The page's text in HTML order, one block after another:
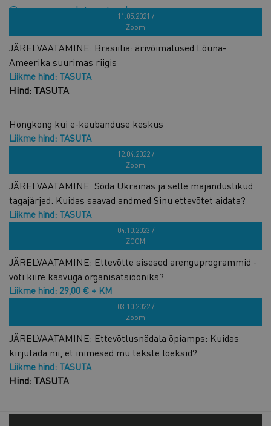
Sarnased tooted11.05.2021 /
Zoom
JÄRELVAATAMINE: Brasiilia: ärivõimalused Lõuna-
Ameerika suurimas riigis
Liikme hind: TASUTA
Hind: TASUTA
Hongkong kui e-kaubanduse keskus
Liikme hind: TASUTA
12.04.2022 /
Zoom
JÄRELVAATAMINE: Sõda Ukrainas ja selle majanduslikud
tagajärjed. Kuidas saavad andmed Sinu ettevõtet aidata?
Liikme hind: TASUTA
04.10.2023 /
ZOOM
JÄRELVAATAMINE: Ettevõtte sisesed arenguprogrammid -
võti kiire kasvuga organisatsiooniks?
Liikme hind: 29,00 € + KM
03.10.2022 /
Zoom
JÄRELVAATAMINE: Ettevõtlusnädala õpiamps: Kuidas
kirjutada nii, et inimesed mu tekste loeksid?
Liikme hind: TASUTA
Hind: TASUTA